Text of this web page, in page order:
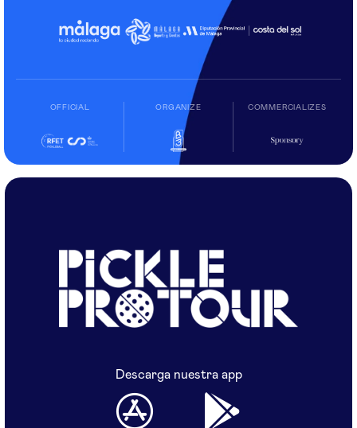
OFFICIAL ORGANIZE COMMERCIALIZES
Descarga nuestra app